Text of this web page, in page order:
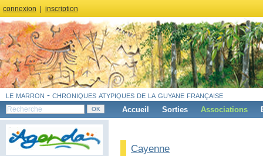
connexion inscription
le marron - chroniques atypiques de la guyane française
Accueil Sorties Associations
Cayenne